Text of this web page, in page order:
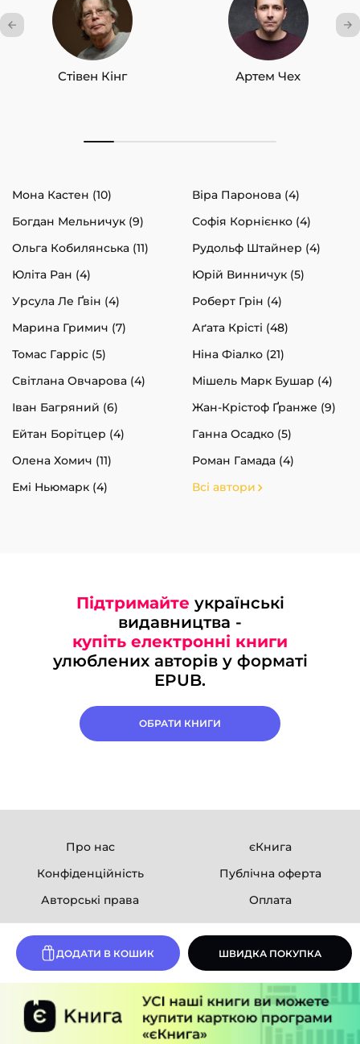
ДОДАТИ В КОШИК ШВИДКА ПОКУПКА
Стівен Кінг Артем Чех
Мона Кастен (10)
Віра Паронова (4)
Богдан Мельничук (9)
Софія Корнієнко (4)
Ольга Кобилянська (11)
Рудольф Штайнер (4)
Юліта Ран (4)
Юрій Винничук (5)
Урсула Ле Ґвін (4)
Роберт Грін (4)
Марина Гримич (7)
Аґата Крісті (48)
Томас Гарріс (5)
Ніна Фіалко (21)
Світлана Овчарова (4)
Мішель Марк Бушар (4)
Іван Багряний (6)
Жан-Крістоф Ґранже (9)
Ейтан Борітцер (4)
Ганна Осадко (5)
Олена Хомич (11)
Роман Гамада (4)
Емі Ньюмарк (4)
Всі автори
Підтримайте українські
видавництва -
купіть електронні книги
улюблених авторів у форматі
EPUB.
ОБРАТИ КНИГИ
Про нас
єКнига
Конфіденційність
Публічна оферта
Авторські права
Оплата
Розробка сайту